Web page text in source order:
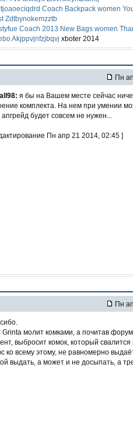
Coach Backpack women
Zdtbynokemzztb
Coach 2013 New Bags women
Akjppvjnfzjbqvj xboter 2014
Пн
я бы на Вашем месте сейчас
комплекта. На нем при умении
будет совсем не нужен...
Пн апр 21 2014, 02:45 ]
Пн
молит комками, а почитав
выбросит комок, который свалится
ко всему этому, не равномерно
выдать, а может и не досыпать, а